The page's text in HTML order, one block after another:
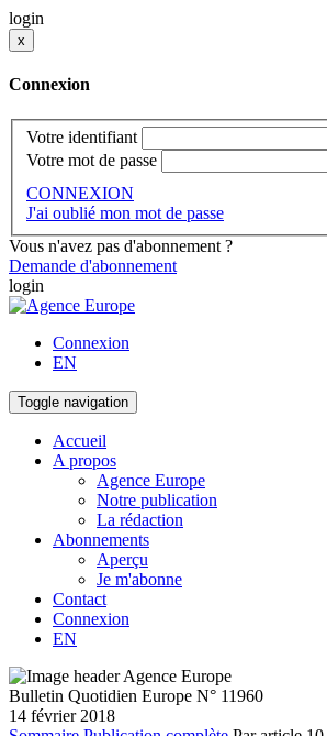
login
x
Connexion
Votre identifiant
Votre mot de passe
CONNEXION
J'ai oublié mon mot de passe
Vous n'avez pas d'abonnement ?
Demande d'abonnement
login
Connexion
EN
Toggle navigation
Accueil
A propos
Agence Europe
Notre publication
La rédaction
Abonnements
Aperçu
Je m'abonne
Contact
Connexion
EN
Bulletin Quotidien Europe N° 11960
14 février 2018